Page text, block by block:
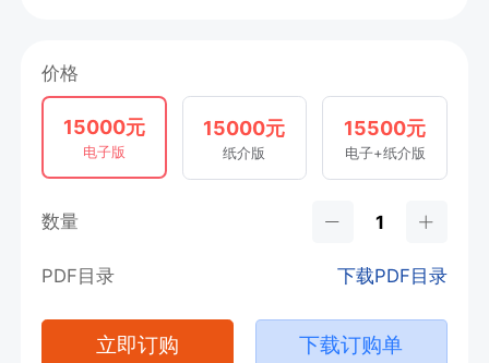
价格
15000元
电子版
15000元
纸介版
15500元
电子+纸介版
数量
PDF目录 下载PDF目录
立即订购 下载订购单